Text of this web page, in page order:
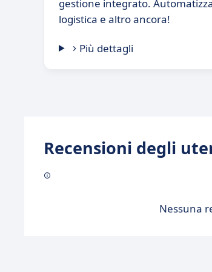
gestione integrato.
logistica e altro ancora!
Più dettagli
Recensioni degli
Nessuna